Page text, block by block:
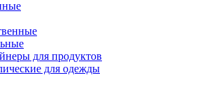
для продуктов
для одежды